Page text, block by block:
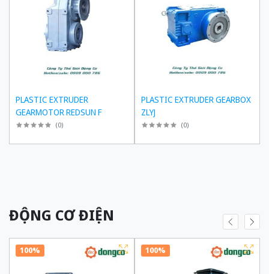
PLASTIC EXTRUDER
GEARMOTOR REDSUN F
(0)
PLASTIC EXTRUDER GEARBOX
ZLYJ
(0)
ĐỘNG CƠ ĐIỆN
100% 100%